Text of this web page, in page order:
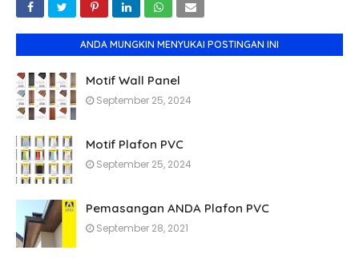
ANDA MUNGKIN MENYUKAI POSTINGAN INI
Motif Wall Panel
September 25, 2024
Motif Plafon PVC
September 25, 2024
Pemasangan ANDA Plafon PVC
September 28, 2021